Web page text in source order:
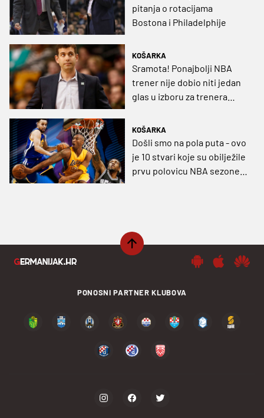
pitanja o rotacijama
Bostona i Philadelphije
KOŠARKA
Sramota! Ponajbolji NBA
trener nije dobio niti jedan
glas u izboru za trenera
KOŠARKA
Došli smo na pola puta - ovo
je 10 stvari koje su obilježile
prvu polovicu NBA sezone
PONOSNI PARTNER KLUBOVA